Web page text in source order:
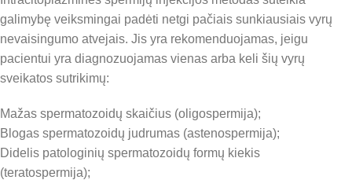
galimybę veiksmingai padėti netgi pačiais sunkiausiais vyrų
nevaisingumo atvejais. Jis yra rekomenduojamas, jeigu
pacientui yra diagnozuojamas vienas arba keli šių vyrų
sveikatos sutrikimų:
Mažas spermatozoidų skaičius (oligospermija);
Blogas spermatozoidų judrumas (astenospermija);
Didelis patologinių spermatozoidų formų kiekis
(teratospermija);